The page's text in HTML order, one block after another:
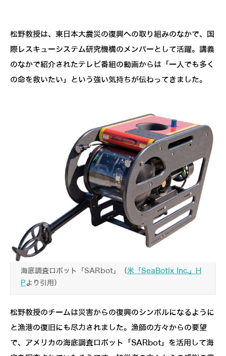
松野教授は、東日本大震災の復興への取り組みのなかで、国
際レスキューシステム研究機構のメンバーとして活躍。講義
のなかで紹介されたテレビ番組の動画からは「一人でも多く
の命を救いたい」という強い気持ちが伝わってきました。
海底調査ロボット「SARbot」（米「SeaBotix Inc.」H
Pより引用）
松野教授のチームは災害からの復興のシンボルになるように
と漁港の復旧にも尽力されました。漁師の方々からの要望
で、アメリカの海底調査ロボット「SARbot」を活用して海